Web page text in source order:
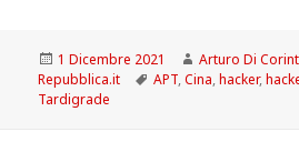
Scritto
il
1 Dicembre 2021 Autore
Arturo Di
Repubblica.it
Tag
APT,Cina,hacker,
Tardigrade